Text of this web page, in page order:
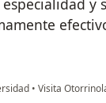
y
• Visita